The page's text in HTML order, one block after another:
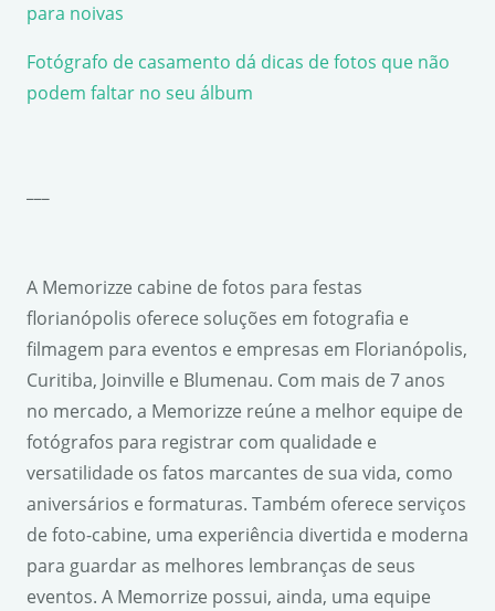
para noivas
Fotógrafo de casamento dá dicas de fotos que não
podem faltar no seu álbum
A Memorizze cabine de fotos para festas
florianópolis oferece soluções em fotografia e
filmagem para eventos e empresas em Florianópolis,
Curitiba, Joinville e Blumenau. Com mais de 7 anos
no mercado, a Memorizze reúne a melhor equipe de
fotógrafos para registrar com qualidade e
versatilidade os fatos marcantes de sua vida, como
aniversários e formaturas. Também oferece serviços
de foto-cabine, uma experiência divertida e moderna
para guardar as melhores lembranças de seus
eventos. A Memorrize possui, ainda, uma equipe